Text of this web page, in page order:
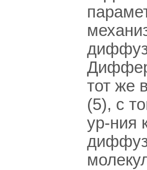
тот же
(5), с
ур-ния